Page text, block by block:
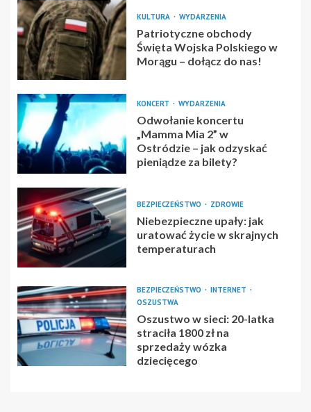
KULTURA WYDARZENIA
Patriotyczne obchody
Święta Wojska Polskiego w
Morągu – dołącz do nas!
KONCERT WYDARZENIA
Odwołanie koncertu
„Mamma Mia 2” w
Ostródzie – jak odzyskać
pieniądze za bilety?
BEZPIECZEŃSTWO ZDROWIE
Niebezpieczne upały: jak
uratować życie w skrajnych
temperaturach
BEZPIECZEŃSTWO
INTERNET
OSZUSTWA
Oszustwo w sieci: 20-latka
straciła 1800 zł na
sprzedaży wózka
dziecięcego